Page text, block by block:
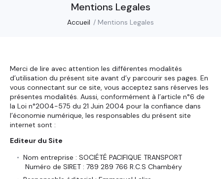
Mentions Legales
Accueil Mentions Legales
Merci de lire avec attention les différentes modalités
d’utilisation du présent site avant d’y parcourir ses pages. En
vous connectant sur ce site, vous acceptez sans réserves les
présentes modalités. Aussi, conformément à l’article n°6 de
la Loi n°2004-575 du 21 Juin 2004 pour la confiance dans
l’économie numérique, les responsables du présent site
internet sont :
Editeur du Site
Nom entreprise : SOCIÉTÉ PACIFIQUE TRANSPORT
Numéro de SIRET : 789 289 766 R.C.S Chambéry